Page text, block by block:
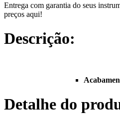
Entrega com garantia do seus
preços aqui!
Descrição:
Detalhe do